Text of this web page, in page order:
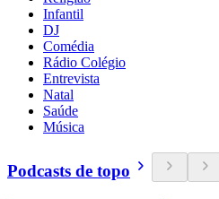
Infantil
DJ
Comédia
Rádio Colégio
Entrevista
Natal
Saúde
Música
Podcasts de topo